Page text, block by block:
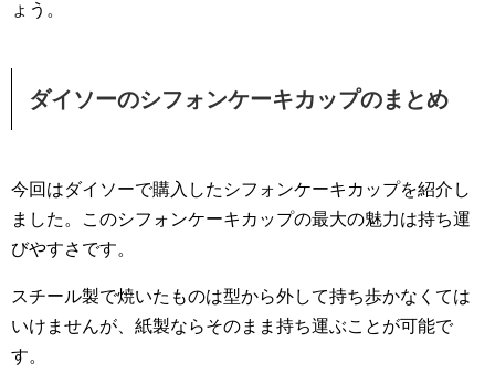
ょう。
ダイソーのシフォンケーキカップのまとめ
今回はダイソーで購入したシフォンケーキカップを紹介し
ました。このシフォンケーキカップの最大の魅力は持ち運
びやすさです。
スチール製で焼いたものは型から外して持ち歩かなくては
いけませんが、紙製ならそのまま持ち運ぶことが可能で
す。